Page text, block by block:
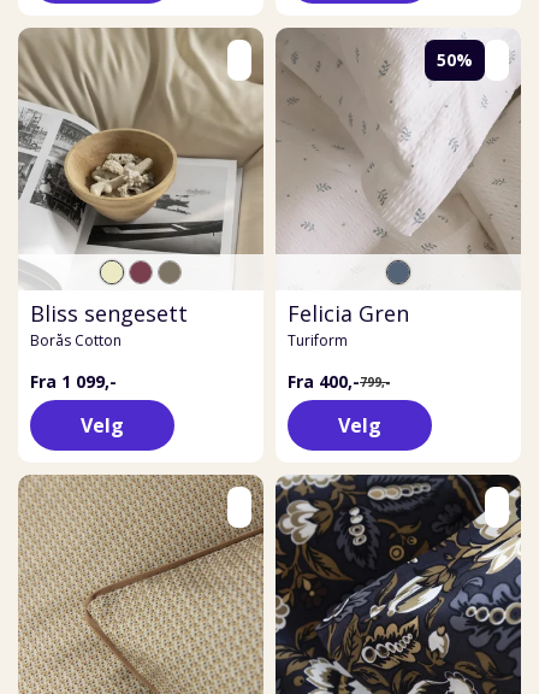
Bliss sengesett
Borås Cotton
Fra 1 099,-
Velg
50%
Felicia Gren
Turiform
Fra 400,-799,-
Velg